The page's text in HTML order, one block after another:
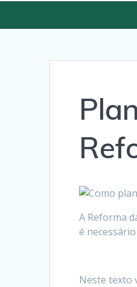
A Reforma
é
Neste texto